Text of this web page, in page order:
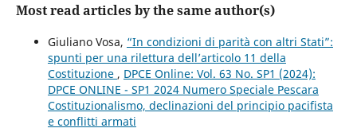
Most read articles by the same author(s)
Giuliano Vosa, “In condizioni di parità con altri Stati”:
spunti per una rilettura dell’articolo 11 della
Costituzione , DPCE Online: Vol. 63 No. SP1 (2024):
DPCE ONLINE - SP1 2024 Numero Speciale Pescara
Costituzionalismo, declinazioni del principio pacifista
e conflitti armati